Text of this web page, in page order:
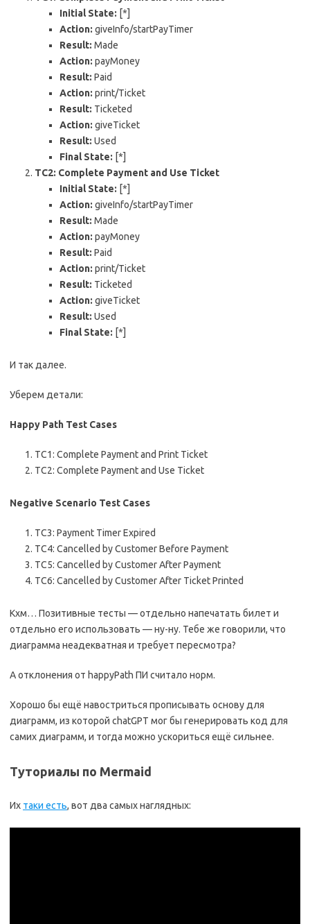
Initial State: [*]
Action: giveInfo/startPayTimer
Result: Made
Action: payMoney
Result: Paid
Action: print/Ticket
Result: Ticketed
Action: giveTicket
Result: Used
Final State: [*]
TC2: Complete Payment and Use Ticket
Initial State: [*]
Action: giveInfo/startPayTimer
Result: Made
Action: payMoney
Result: Paid
Action: print/Ticket
Result: Ticketed
Action: giveTicket
Result: Used
Final State: [*]
И так далее.
Уберем детали:
Happy Path Test Cases
TC1: Complete Payment and Print Ticket
TC2: Complete Payment and Use Ticket
Negative Scenario Test Cases
TC3: Payment Timer Expired
TC4: Cancelled by Customer Before Payment
TC5: Cancelled by Customer After Payment
TC6: Cancelled by Customer After Ticket Printed
Кхм… Позитивные тесты — отдельно напечатать билет и
отдельно его использовать — ну-ну. Тебе же говорили, что
диаграмма неадекватная и требует пересмотра?
А отклонения от happyPath ПИ считало норм.
Хорошо бы ещё навостриться прописывать основу для
диаграмм, из которой chatGPT мог бы генерировать код для
самих диаграмм, и тогда можно ускориться ещё сильнее.
Туториалы по Mermaid
Их таки есть, вот два самых наглядных: